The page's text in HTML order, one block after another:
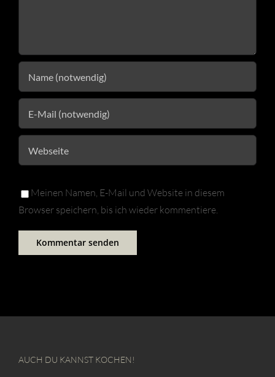
Meinen Namen, E-Mail und Website in diesem
Browser speichern, bis ich wieder kommentiere.
AUCH DU KANNST KOCHEN!